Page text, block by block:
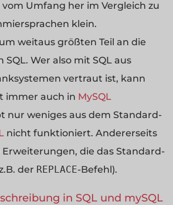
Umfang her im Vergleich zu
klein.
weitaus größten Teil an die
Wer also mit SQL aus
vertraut ist, kann
immer auch in MySQL
nur weniges aus dem Standard-
nicht funktioniert. Andererseits
Erweiterungen, die das Standard-
der REPLACE-Befehl).
in SQL und mySQL